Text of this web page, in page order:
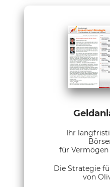
Ihr
für
Die Strategie
von